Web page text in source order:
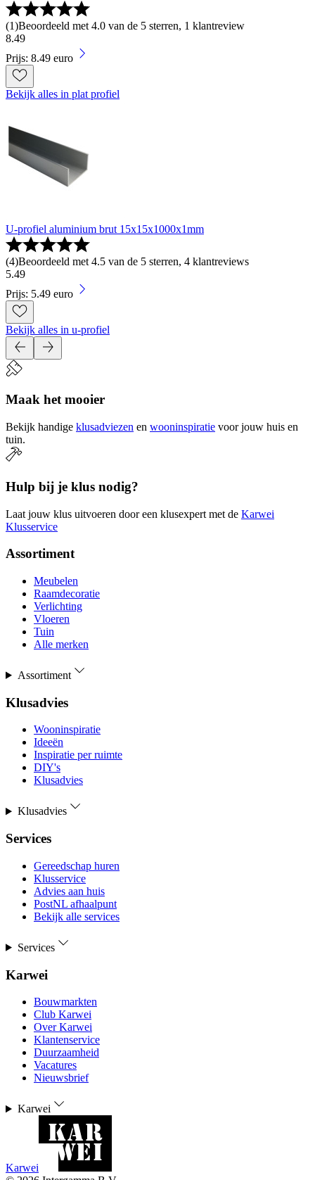
(1)Beoordeeld met 4.0 van de 5 sterren, 1 klantreview
8.49
Prijs: 8.49 euro
Bekijk alles in plat profiel
U-profiel aluminium brut 15x15x1000x1mm
(4)Beoordeeld met 4.5 van de 5 sterren, 4 klantreviews
5.49
Prijs: 5.49 euro
Bekijk alles in u-profiel
Maak het mooier
Bekijk handige klusadviezen en wooninspiratie voor jouw huis en
tuin.
Hulp bij je klus nodig?
Laat jouw klus uitvoeren door een klusexpert met de Karwei
Klusservice
Assortiment
Meubelen
Raamdecoratie
Verlichting
Vloeren
Tuin
Alle merken
Assortiment
Klusadvies
Wooninspiratie
Ideeën
Inspiratie per ruimte
DIY's
Klusadvies
Klusadvies
Services
Gereedschap huren
Klusservice
Advies aan huis
PostNL afhaalpunt
Bekijk alle services
Services
Karwei
Bouwmarkten
Club Karwei
Over Karwei
Klantenservice
Duurzaamheid
Vacatures
Nieuwsbrief
Karwei
Karwei